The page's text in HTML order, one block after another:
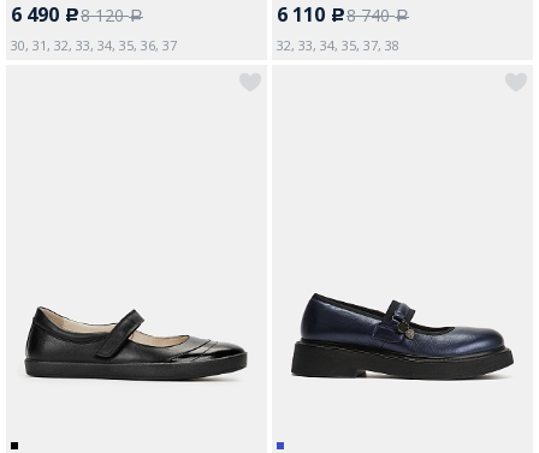
6 490 c8 120a
30, 31, 32, 33, 34, 35, 36, 37
6 110 c8 740a
32, 33, 34, 35, 37, 38